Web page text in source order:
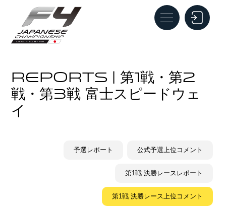
REPORTS | 第1戦・第2
戦・第3戦 富士スピードウェ
イ
予選レポート 公式予選上位コメント
第1戦 決勝レースレポート
第1戦 決勝レース上位コメント